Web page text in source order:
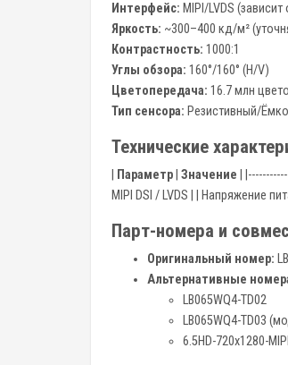
Интерфейс: MIPI/LVDS
Яркость: ~300–400 кд/м²
Контрастность: 1000:1
Углы обзора: 160°/160° (H/V)
Цветопередача: 16.7 млн
Тип сенсора: Резистивный/
Технические
Параметр Значение |
MIPI DSI / LVDS | | Напряжение
Парт-номера и
Оригинальный номер:
Альтернативные
LB065WQ4-TD02
LB065WQ4-TD03
6.5HD-720x1280-